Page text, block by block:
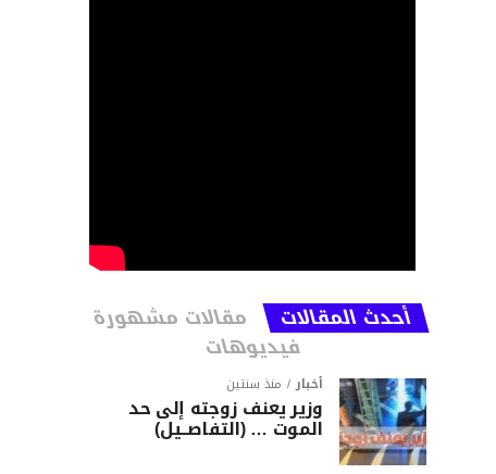
أحدث المقالات مقالات مشهورة
فيديوهات
أخبار منذ سنتين
وزير يعنف زوجته إلى حد
الموت … (التفاصــيل)